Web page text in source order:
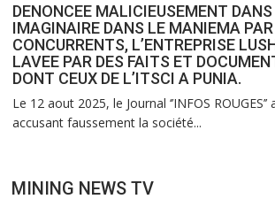
DENONCEE MALICIEUSEMENT DANS
IMAGINAIRE DANS LE MANIEMA PAR
CONCURRENTS, L’ENTREPRISE
LAVEE PAR DES FAITS ET
DONT CEUX DE L’ITSCI A PUNIA.
Le 12 aout 2025, le Journal ‘’INFOS
accusant faussement la société...
MINING NEWS TV